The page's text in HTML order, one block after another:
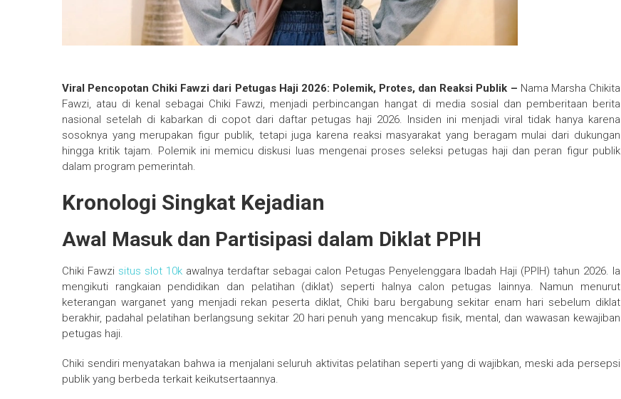
Viral Pencopotan Chiki Fawzi dari Petugas Haji 2026: Polemik, Protes, dan Reaksi Publik – Nama Marsha Chikita
Fawzi, atau di kenal sebagai Chiki Fawzi, menjadi perbincangan hangat di media sosial dan pemberitaan berita
nasional setelah di kabarkan di copot dari daftar petugas haji 2026. Insiden ini menjadi viral tidak hanya karena
sosoknya yang merupakan figur publik, tetapi juga karena reaksi masyarakat yang beragam mulai dari dukungan
hingga kritik tajam. Polemik ini memicu diskusi luas mengenai proses seleksi petugas haji dan peran figur publik
dalam program pemerintah.
Kronologi Singkat Kejadian
Awal Masuk dan Partisipasi dalam Diklat PPIH
Chiki Fawzi situs slot 10k awalnya terdaftar sebagai calon Petugas Penyelenggara Ibadah Haji (PPIH) tahun 2026. Ia
mengikuti rangkaian pendidikan dan pelatihan (diklat) seperti halnya calon petugas lainnya. Namun menurut
keterangan warganet yang menjadi rekan peserta diklat, Chiki baru bergabung sekitar enam hari sebelum diklat
berakhir, padahal pelatihan berlangsung sekitar 20 hari penuh yang mencakup fisik, mental, dan wawasan kewajiban
petugas haji.
Chiki sendiri menyatakan bahwa ia menjalani seluruh aktivitas pelatihan seperti yang di wajibkan, meski ada persepsi
publik yang berbeda terkait keikutsertaannya.